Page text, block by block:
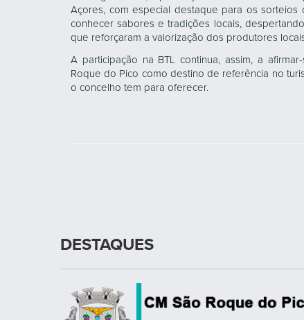
Açores, com especial destaque para os sorteios
conhecer sabores e tradições locais,
que reforçaram a valorização dos produtores
A participação na BTL continua, assim, a
Roque do Pico como destino de referência no
o concelho tem para oferecer.
DESTAQUES